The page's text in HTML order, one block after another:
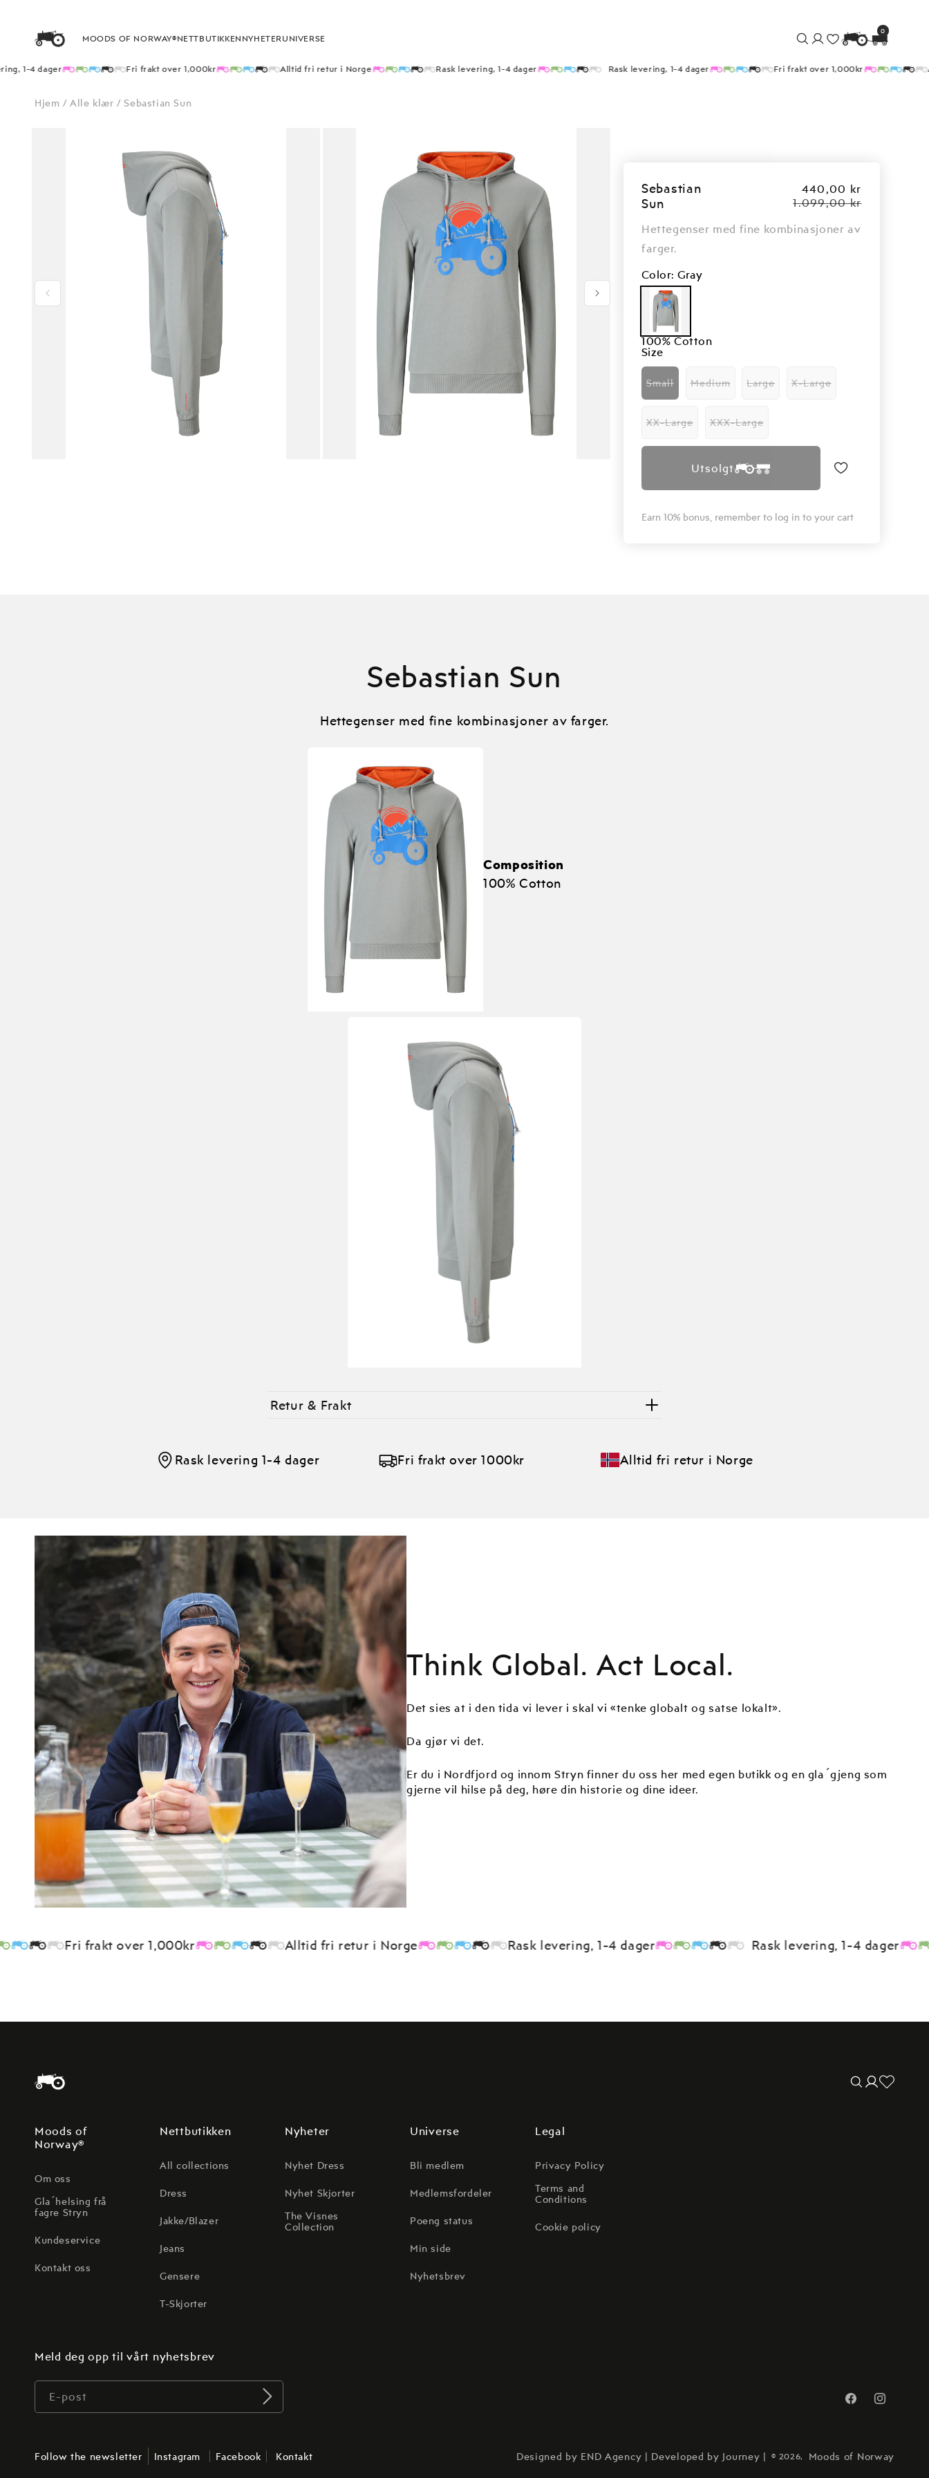
Hopp1-4 dager Fri frakt over 1,000kr Alltid fri retur i Norge Rask levering, 1-4 dager Rask levering, 1-4 dager Fri frakt over 1,000kr
MOODS OF NORWAY®NETTBUTIKKEN NYHETERUNIVERSE
inn
0
elementer
Handlekurv
Hjem /Alle klær /Sebastian Sun
Sebastian
Sun
Salgspris
440,00 kr
pris
1.099,00 kr
Hettegenser med fine kombinasjoner av
farger.
Color: Gray
Size
SmallVariant
utsolgt
Medium
Variant LargeVariantX-Large
Variant
XX-Large
Variant
eller
XXX-Large
Variant
eller
100% Cotton
Utsolgt
Earn 10% bonus, remember to log in to your cart
Sebastian Sun
Hettegenser med fine kombinasjoner av farger.
Composition
100% Cotton
Retur & Frakt
Rask levering 1-4 dager Fri frakt over 1000kr Alltid fri retur i Norge
Think Global. Act Local.
Det sies at i den tida vi lever i skal vi «tenke globalt og satse lokalt».
Da gjør vi det.
Er du i Nordfjord og innom Stryn finner du oss her med egen butikk og en gla´gjeng som
gjerne vil hilse på deg, høre din historie og dine ideer.
Fri frakt over 1,000kr Alltid fri retur i Norge Rask levering, 1-4 dager Rask levering, 1-4 dager
Logg
inn
Translation missing:
Moods of
Norway®
Om oss
Gla´helsing frå
fagre Stryn
Kundeservice
Kontakt oss
Nettbutikken
All collections
Dress
Jakke/Blazer
Jeans
Gensere
T-Skjorter
Nyheter
Nyhet Dress
Nyhet Skjorter
The Visnes
Collection
Universe
Bli medlem
Medlemsfordeler
Poeng status
Min side
Nyhetsbrev
Legal
Privacy Policy
Terms and
Conditions
Cookie policy
Meld deg opp til vårt nyhetsbrev
E-post
TranslationTranslation
Follow the newsletter
Instagram Facebook Kontakt Designed by END Agency | Developed by Journey | © 2026, Moods of Norway